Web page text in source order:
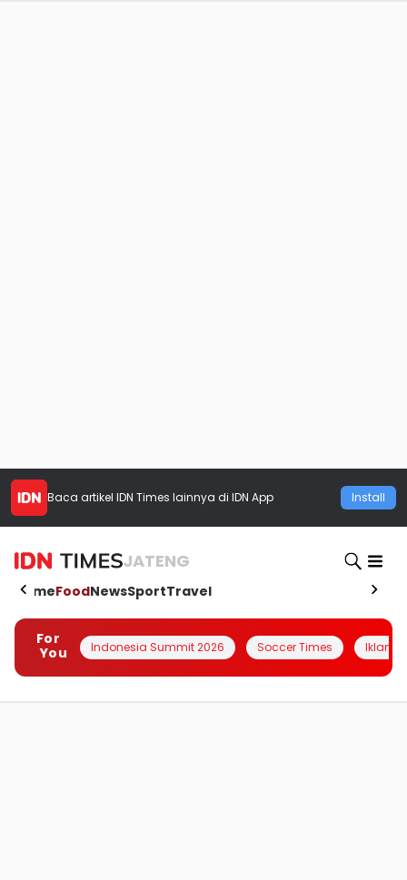
Baca artikel IDN Times lainnya di IDN App Install
JATENG
HomeFoodNewsSportTravel
For
You
Indonesia Summit 2026 Soccer Times Iklanin